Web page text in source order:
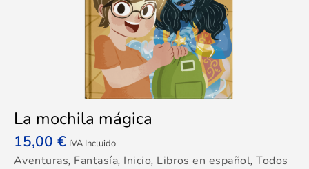
La mochila mágica
15,00 € IVA Incluido
Aventuras, Fantasía, Inicio, Libros en español,Todos